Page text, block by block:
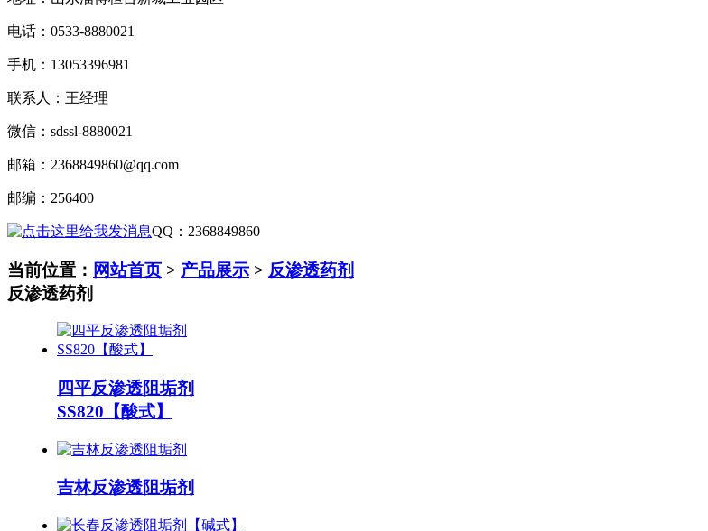
电话： 0533-8880021
手机： 13053396981
联系人：王经理
微信： sdssl-8880021
邮箱： 2368849860@qq.com
邮编： 256400
QQ ： 2368849860
当前位置： 网站首页 > 产品展示 > 反渗透药剂
反渗透药剂
四平反渗透阻垢剂
SS820【酸式】
吉林反渗透阻垢剂